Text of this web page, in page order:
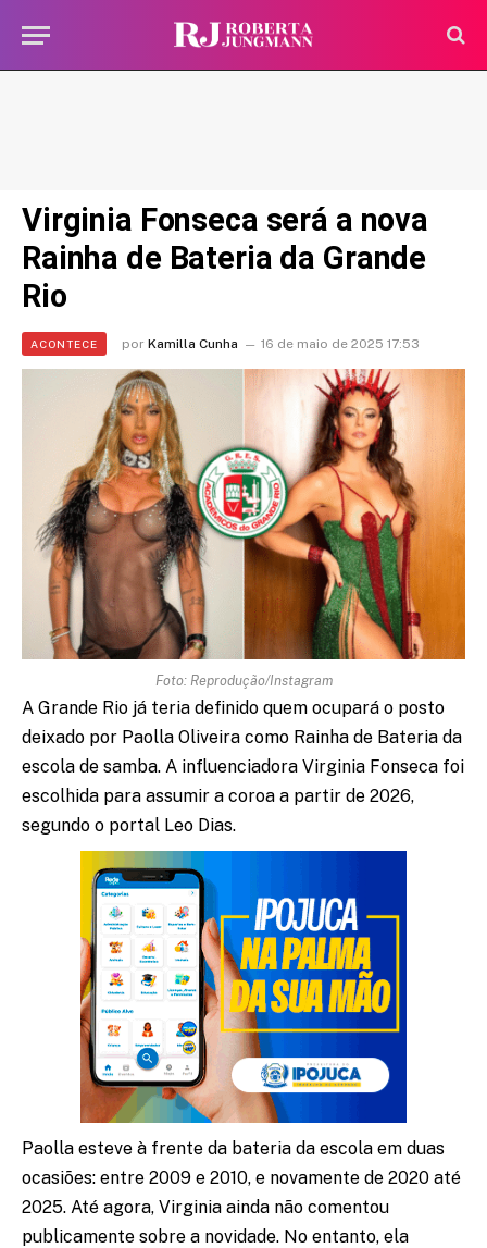
Virginia Fonseca será a nova
Rainha de Bateria da Grande
Rio
ACONTECE por Kamilla Cunha 16 de maio de 2025 17:53
Foto: Reprodução/Instagram
A Grande Rio já teria definido quem ocupará o posto
deixado por Paolla Oliveira como Rainha de Bateria da
escola de samba. A influenciadora Virginia Fonseca foi
escolhida para assumir a coroa a partir de 2026,
segundo o portal Leo Dias.
Paolla esteve à frente da bateria da escola em duas
ocasiões: entre 2009 e 2010, e novamente de 2020 até
2025. Até agora, Virginia ainda não comentou
publicamente sobre a novidade. No entanto, ela